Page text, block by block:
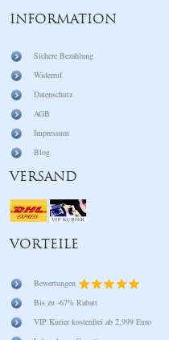
INFORMATION
Sichere Bezahlung
Widerruf
Datenschutz
AGB
Impressum
Blog
VERSAND
VORTEILE
Bewertungen
Bis zu -67% Rabatt
VIP Kurier kostenfrei ab 2.999 Euro